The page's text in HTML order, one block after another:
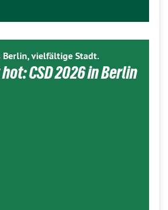
Berlin, vielfältige Stadt.
CSD 2026 in Berlin